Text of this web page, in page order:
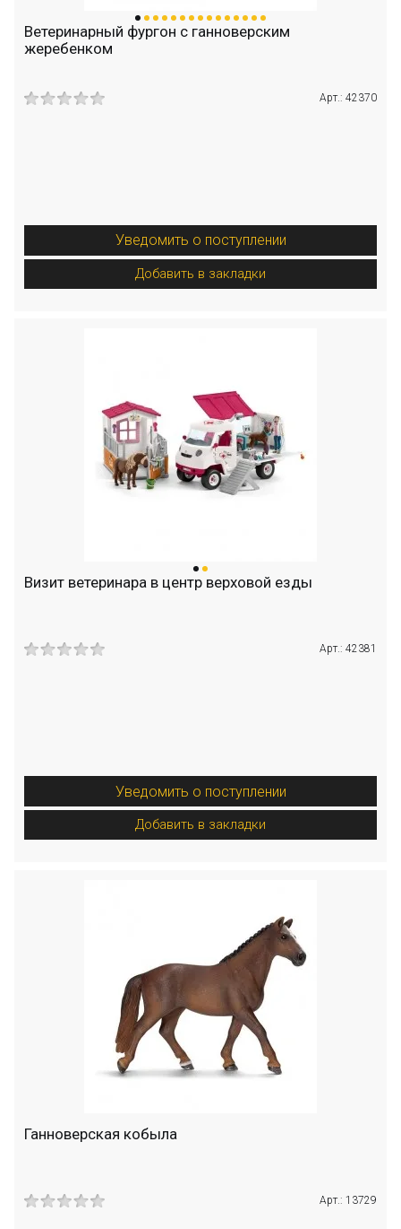
Ветеринарный фургон с ганноверским
жеребенком
Арт.: 42370
Уведомить о поступлении
Добавить в закладки
Визит ветеринара в центр верховой езды
Арт.: 42381
Уведомить о поступлении
Добавить в закладки
Ганноверская кобыла
Арт.: 13729